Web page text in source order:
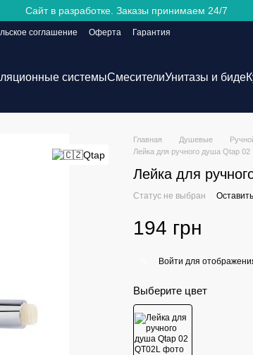
Сайт в разработке. Заказы принимаем 24/7
соглашение Оферта
Гарантия
системыСмесителиУнитазы и биде
Главная Душевые
Лейка для ручного душа Qtap 02
Лейка для
Статус не выбран
194 грн
Войти для
Выберите цвет